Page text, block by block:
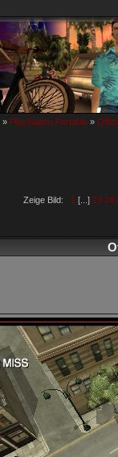
» PlayStation Portable »
Zeige Bild: 1 [...] 23 24